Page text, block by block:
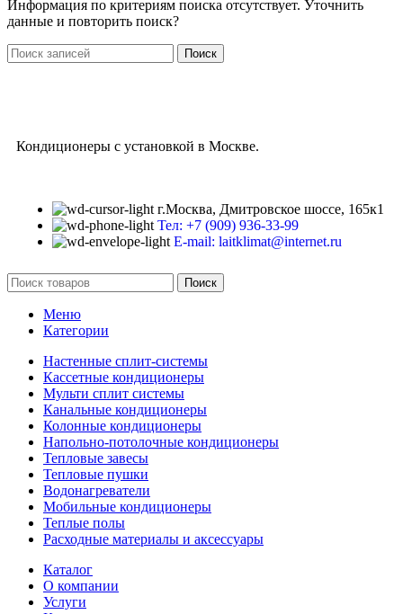
Информация по критериям поиска отсутствует. Уточнить
данные и повторить поиск?
Поиск
Кондиционеры с установкой в Москве.
г.Москва, Дмитровское шоссе, 165к1
Тел: +7 (909) 936-33-99
E-mail: laitklimat@internet.ru
Поиск
Меню
Категории
Настенные сплит-системы
Кассетные кондиционеры
Мульти сплит системы
Канальные кондиционеры
Колонные кондиционеры
Напольно-потолочные кондиционеры
Тепловые завесы
Тепловые пушки
Водонагреватели
Мобильные кондиционеры
Теплые полы
Расходные материалы и аксессуары
Каталог
О компании
Услуги